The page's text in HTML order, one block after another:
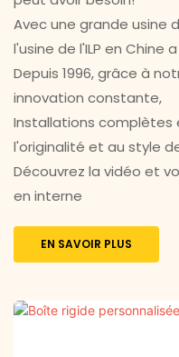
Avec une grande usine
l'usine de l'ILP en Chine
Depuis 1996, grâce à
innovation constante,
Installations complètes
l'originalité et au style
Découvrez la vidéo et
en interne
EN SAVOIR PLUS